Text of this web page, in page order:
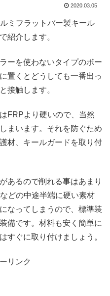
2020.03.05
ミフラットバー製キール
紹介します。
ーを使わないタイプのボー
置くとどうしても一番出っ
接触します。
FRPより硬いので、当然
まいます。それを防ぐため
材、キールガードを取り付
あるので削れる事はあまり
どの中途半端に硬い素材
なってしまうので、標準装
備です。材料も安く簡単に
すぐに取り付けましょう。
リンク